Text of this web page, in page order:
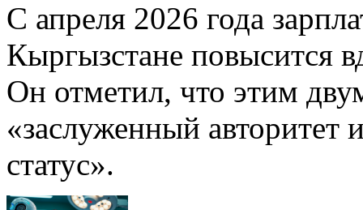
С апреля 2026 года
Кыргызстане повысится
Он отметил, что этим
«заслуженный
статус».